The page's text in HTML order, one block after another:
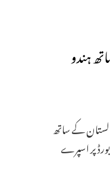
ہندو
کے ساتھ
پر اسپرے